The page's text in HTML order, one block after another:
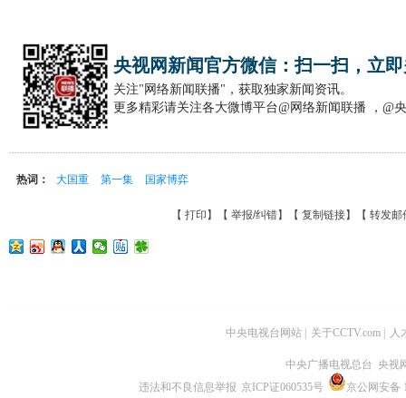
央视网新闻官方微信：扫一扫，立
关注"网络新闻联播"，获取独家新闻资讯。
更多精彩请关注各大微博平台@网络新闻联播 ，@
热词： 大国重 第一集 国家博弈
【 打印 】【 举报/纠错】【 复制链接】【 转发邮
中央电视台网站 关于CCTV.com 人
中央广播电视总台 央视
违法和不良信息举报 京ICP证060535号
京公网安备